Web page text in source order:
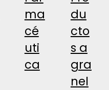
ma
cé
uti
ca
du
cto
s a
gra
nel